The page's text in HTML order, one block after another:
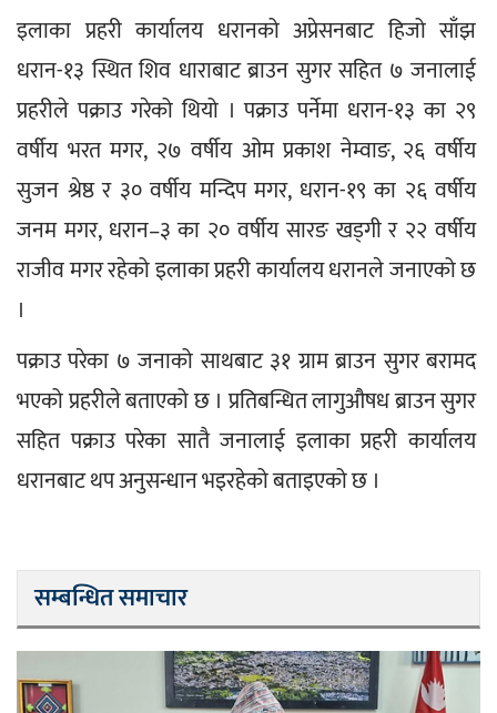
इलाका प्रहरी कार्यालय धरानको अप्रेसनबाट हिजो साँझ
धरान-१३ स्थित शिव धाराबाट ब्राउन सुगर सहित ७ जनालाई
प्रहरीले पक्राउ गरेको थियो । पक्राउ पर्नेमा धरान-१३ का २९
वर्षीय भरत मगर, २७ वर्षीय ओम प्रकाश नेम्वाङ, २६ वर्षीय
सुजन श्रेष्ठ र ३० वर्षीय मन्दिप मगर, धरान-१९ का २६ वर्षीय
जनम मगर, धरान–३ का २० वर्षीय सारङ खड्गी र २२ वर्षीय
राजीव मगर रहेको इलाका प्रहरी कार्यालय धरानले जनाएको छ
।
पक्राउ परेका ७ जनाको साथबाट ३१ ग्राम ब्राउन सुगर बरामद
भएको प्रहरीले बताएको छ । प्रतिबन्धित लागुऔषध ब्राउन सुगर
सहित पक्राउ परेका सातै जनालाई इलाका प्रहरी कार्यालय
धरानबाट थप अनुसन्धान भइरहेको बताइएको छ ।
सम्बन्धित समाचार